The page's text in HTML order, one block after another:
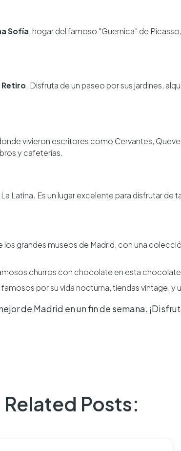
Sofía, hogar del famoso "Guernica" de
Retiro. Disfruta de un paseo por sus jardines,
vivieron escritores como Cervantes,
y cafeterías.
Latina. Es un lugar excelente para disfrutar de
los grandes museos de Madrid, con una
churros con chocolate en esta
por su vida nocturna, tiendas vintage, y
de Madrid en un fin de semana.
Related Posts: